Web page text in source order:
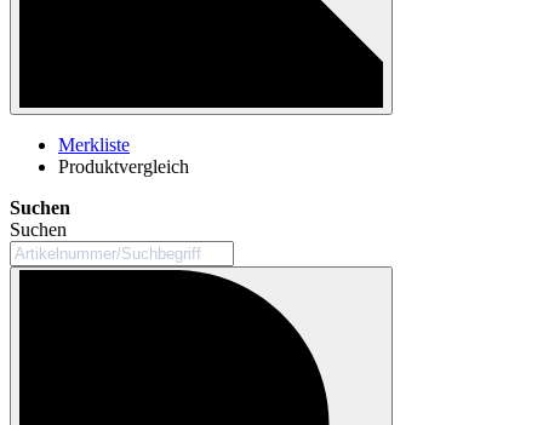
Merkliste
Produktvergleich
Suchen
Suchen